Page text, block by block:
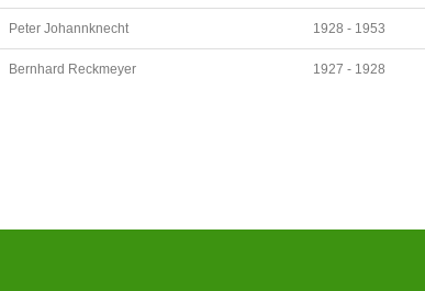
Peter Johannknecht 1928 - 1953
Bernhard Reckmeyer 1927 - 1928